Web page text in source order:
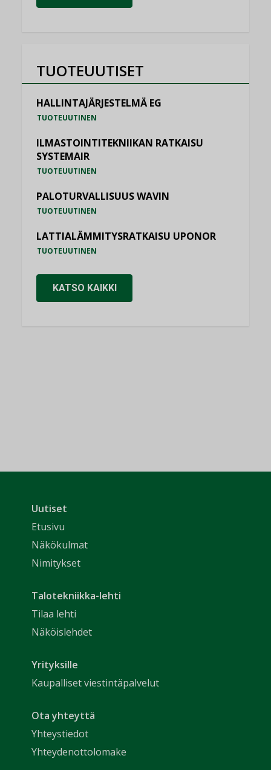
TUOTEUUTISET
HALLINTAJÄRJESTELMÄ EG
TUOTEUUTINEN
ILMASTOINTITEKNIIKAN RATKAISU
SYSTEMAIR
TUOTEUUTINEN
PALOTURVALLISUUS WAVIN
TUOTEUUTINEN
LATTIALÄMMITYSRATKAISU UPONOR
TUOTEUUTINEN
KATSO KAIKKI
Uutiset
Etusivu
Näkökulmat
Nimitykset
Talotekniikka-lehti
Tilaa lehti
Näköislehdet
Yrityksille
Kaupalliset viestintäpalvelut
Ota yhteyttä
Yhteystiedot
Yhteydenottolomake